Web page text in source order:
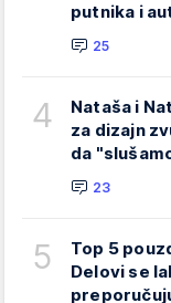
putnika i
25
4
Nataša i
za dizajn
da
23
5
Top 5
Delovi se